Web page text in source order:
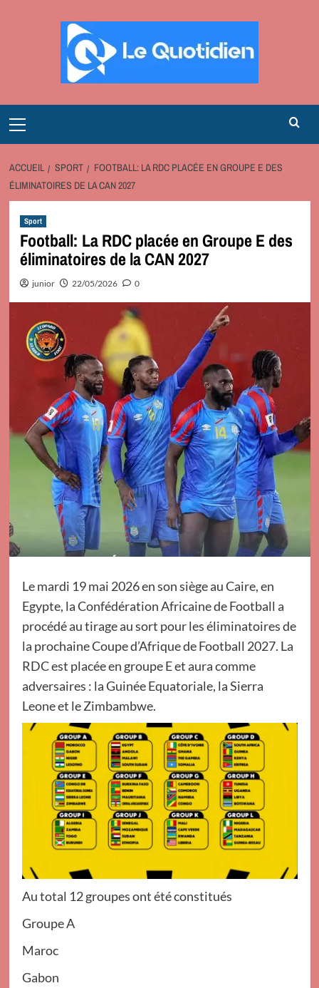
Menu
ACCUEIL SPORT
FOOTBALL: LA RDC PLACÉE EN GROUPE E DES
ÉLIMINATOIRES DE LA CAN 2027
Sport
Football: La RDC placée en Groupe E des
éliminatoires de la CAN 2027
junior 22/05/2026 0
Le mardi 19 mai 2026 en son siège au Caire, en
Egypte, la Confédération Africaine de Football a
procédé au tirage au sort pour les éliminatoires de
la prochaine Coupe d’Afrique de Football 2027. La
RDC est placée en groupe E et aura comme
adversaires : la Guinée Equatoriale, la Sierra
Leone et le Zimbambwe.
Au total 12 groupes ont été constitués
Groupe A
Maroc
Gabon